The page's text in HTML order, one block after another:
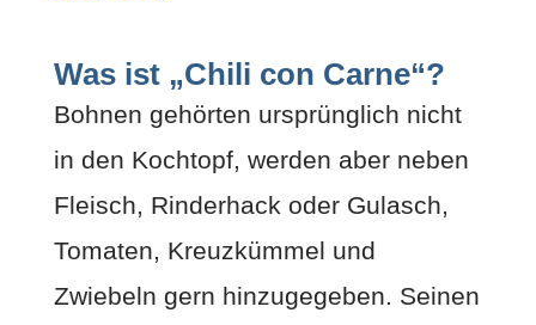
Was ist „Chili con Carne“?
Bohnen gehörten ursprünglich nicht
in den Kochtopf, werden aber neben
Fleisch, Rinderhack oder Gulasch,
Tomaten, Kreuzkümmel und
Zwiebeln gern hinzugegeben. Seinen